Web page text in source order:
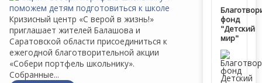
Кризисный центр «С верой в жизнь!»
приглашает жителей Балашова и
Саратовской области присоединиться к
ежегодной благотворительной акции
«Собери портфель школьнику».
Собранные...
фонд
"Детский
мир"